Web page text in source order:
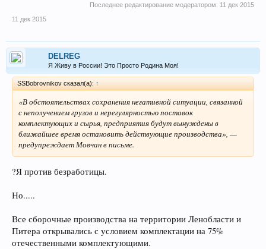
Последнее редактирование модератором: 11 дек 2015
11 дек 2015
DELREG
Я Живу в России! Это Просто Родина Моя!
SSBobrovnikov сказал(а): ↑
«В обстоятельствах сохранения негативной ситуации, связанной
с неполучением грузов и нерегулярностью поставок
комплектующих и сырья, предприятия будут вынуждены в
ближайшее время остановить действующие производства», —
предупреждает Мовчан в письме.
?Я против безработицы.
Но.....
Все сборочные производства на территории Ленобласти и
Питера открывались с условием комплектации на 75%
отечественными комплектующими.